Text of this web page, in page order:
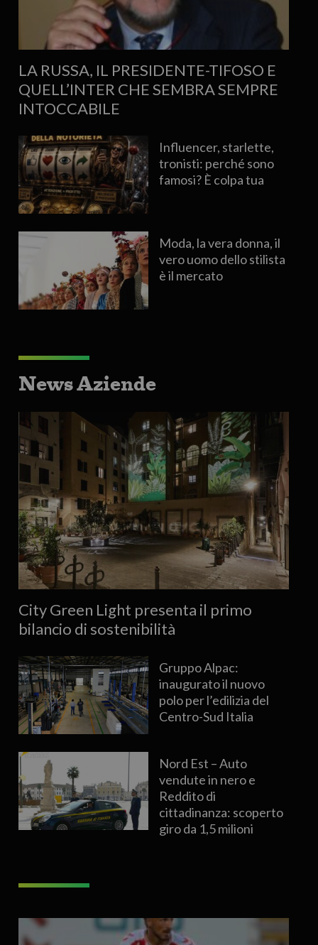
LA RUSSA, IL PRESIDENTE-TIFOSO E
QUELL’INTER CHE SEMBRA SEMPRE
INTOCCABILE
Influencer, starlette,
tronisti: perché sono
famosi? È colpa tua
Moda, la vera donna, il
vero uomo dello stilista
è il mercato
News Aziende
City Green Light presenta il primo
bilancio di sostenibilità
Gruppo Alpac:
inaugurato il nuovo
polo per l’edilizia del
Centro-Sud Italia
Nord Est – Auto
vendute in nero e
Reddito di
cittadinanza: scoperto
giro da 1,5 milioni